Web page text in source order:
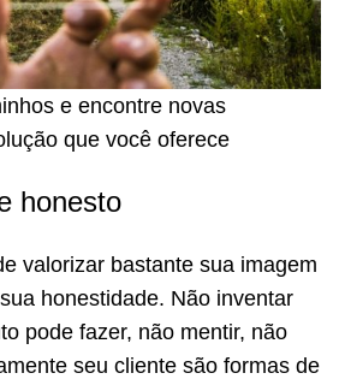
e encontre novas
que você oferece
honesto
valorizar bastante sua imagem
honestidade. Não inventar
pode fazer, não mentir, não
seu cliente são formas de